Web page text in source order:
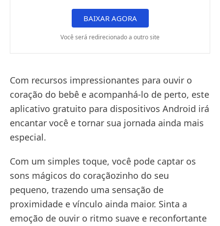
BAIXAR AGORA
Você será redirecionado a outro site
Com recursos impressionantes para ouvir o
coração do bebê e acompanhá-lo de perto, este
aplicativo gratuito para dispositivos Android irá
encantar você e tornar sua jornada ainda mais
especial.
Com um simples toque, você pode captar os
sons mágicos do coraçãozinho do seu
pequeno, trazendo uma sensação de
proximidade e vínculo ainda maior. Sinta a
emoção de ouvir o ritmo suave e reconfortante